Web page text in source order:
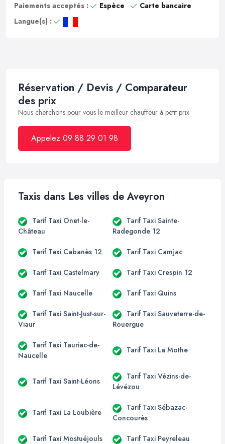
Paiements acceptés : Espèce
Carte bancaire
Langue(s) :
Réservation / Devis / Comparateur
des prix
Nous cherchons pour vous le meilleur chauffeur à petit prix
Appelez 09 88 29 01 98
Taxis dans Les villes de Aveyron
Tarif Taxi Onet-le-
Château
Tarif Taxi Sainte-
Radegonde 12
Tarif Taxi Cabanès 12 Tarif Taxi Camjac
Tarif Taxi Castelmary Tarif Taxi Crespin 12
Tarif Taxi Naucelle Tarif Taxi Quins
Tarif Taxi Saint-Just-sur-
Viaur
Tarif Taxi Sauveterre-de-
Rouergue
Tarif Taxi Tauriac-de-
Naucelle
Tarif Taxi La Mothe
Tarif Taxi Saint-Léons
Tarif Taxi Vézins-de-
Lévézou
Tarif Taxi La Loubière
Tarif Taxi Sébazac-
Concourès
Tarif Taxi Mostuéjouls Tarif Taxi Peyreleau